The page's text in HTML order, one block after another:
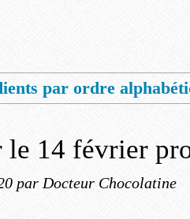
par ordre
le 14 février
par Docteur Chocolatine